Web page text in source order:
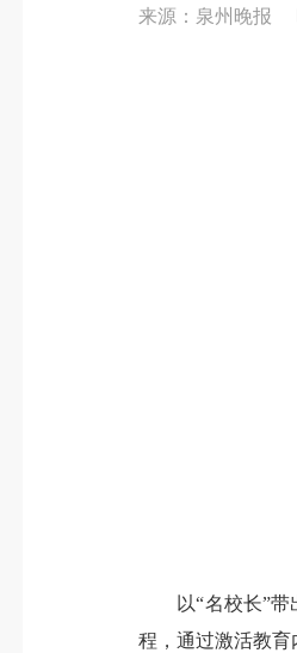
来源：泉州晚报
以“名校长”带出
程，通过激活教育